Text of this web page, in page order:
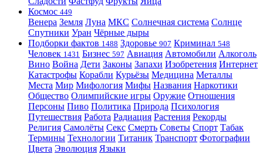
Космос 449
Венера Земля Луна МКС Солнечная система Солнце
Спутники Уран Чёрные дыры
Подборки фактов 1488 Здоровье 907 Криминал 548
Человек 1431 Бизнес 597 Авиация Автомобили Алкоголь
Вино Война Дети Законы Запахи Изобретения Интернет
Катастрофы Корабли Курьёзы Медицина Металлы
Места Мир Мифология Мифы Названия Наркотики
Общество Олимпийские игры Оружие Отношения
Персоны Пиво Политика Природа Психология
Путешествия Работа Радиация Растения Рекорды
Религия Самолёты Секс Смерть Советы Спорт Табак
Термины Технологии Титаник Транспорт Фотографии
Цвета Эволюция Языки